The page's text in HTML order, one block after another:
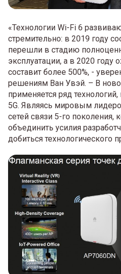
«Технологии Wi-Fi 6
стремительно: в 2019 году
перешли в стадию
эксплуатации, а в 2020
составит более 500%, -
решениям Ван Увэй. – В
применяется ряд
5G. Являясь мировым
сетей связи 5-го поколения,
объединить усилия
добиться технологического